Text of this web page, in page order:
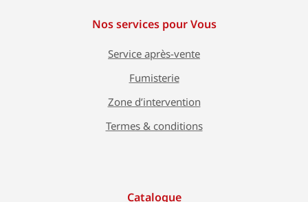
Nos services pour Vous
Service après-vente
Fumisterie
Zone d’intervention
Termes & conditions
Catalogue